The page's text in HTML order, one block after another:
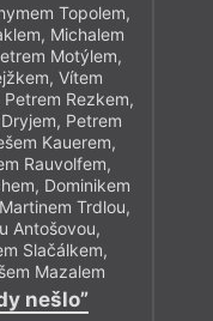
Topolem,
Michalem
Motýlem,
Vítem
Rezkem,
Petrem
Kauerem,
Rauvolfem,
Dominikem
Trdlou,
Antošovou,
Slačálkem,
Mazalem
nešlo”